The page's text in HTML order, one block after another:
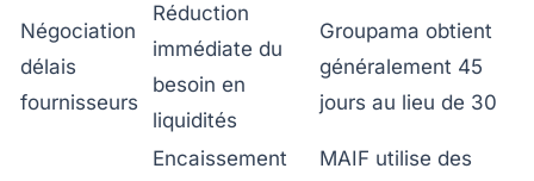
Négociation
délais
fournisseurs
Réduction
immédiate du
besoin en
liquidités
Groupama obtient
généralement 45
jours au lieu de 30
Encaissement
MAIF utilise des